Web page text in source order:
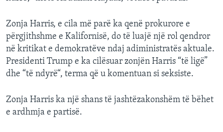
Zonja Harris, e cila më parë ka qenë prokurore e
përgjithshme e Kalifornisë, do të luajë një rol qendror
në kritikat e demokratëve ndaj adiministratës aktuale.
Presidenti Trump e ka cilësuar zonjën Harris “të ligë”
dhe “të ndyrë“, terma që u komentuan si seksiste.
Zonja Harris ka një shans të jashtëzakonshëm të bëhet
e ardhmja e partisë.